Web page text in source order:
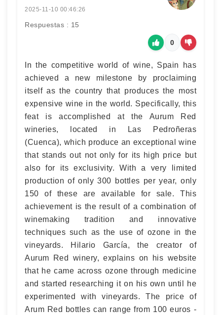
2025-11-10 00:46:26
Respuestas : 15
0
In the competitive world of wine, Spain has
achieved a new milestone by proclaiming
itself as the country that produces the most
expensive wine in the world. Specifically, this
feat is accomplished at the Aurum Red
wineries, located in Las Pedroñeras
(Cuenca), which produce an exceptional wine
that stands out not only for its high price but
also for its exclusivity. With a very limited
production of only 300 bottles per year, only
150 of these are available for sale. This
achievement is the result of a combination of
winemaking tradition and innovative
techniques such as the use of ozone in the
vineyards. Hilario García, the creator of
Aurum Red winery, explains on his website
that he came across ozone through medicine
and started researching it on his own until he
experimented with vineyards. The price of
Arum Red bottles can range from 100 euros -